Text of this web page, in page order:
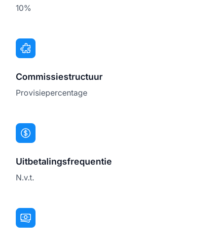
10%
Commissiestructuur
Provisiepercentage
Uitbetalingsfrequentie
N.v.t.